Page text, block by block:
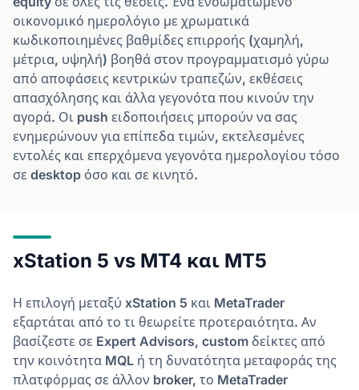
οικονομικό ημερολόγιο με χρωματικά
κωδικοποιημένες βαθμίδες επιρροής (χαμηλή,
μέτρια, υψηλή) βοηθά στον προγραμματισμό γύρω
από αποφάσεις κεντρικών τραπεζών, εκθέσεις
απασχόλησης και άλλα γεγονότα που κινούν την
αγορά. Οι push ειδοποιήσεις μπορούν να σας
ενημερώνουν για επίπεδα τιμών, εκτελεσμένες
εντολές και επερχόμενα γεγονότα ημερολογίου τόσο
σε desktop όσο και σε κινητό.
xStation 5 vs MT4 και MT5
Η επιλογή μεταξύ xStation 5 και MetaTrader
εξαρτάται από το τι θεωρείτε προτεραιότητα. Αν
βασίζεστε σε Expert Advisors, custom δείκτες από
την κοινότητα MQL ή τη δυνατότητα μεταφοράς της
πλατφόρμας σε άλλον broker, το MetaTrader